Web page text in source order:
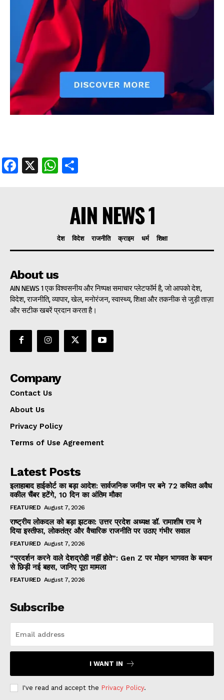
Facebook
X WhatsApp
Share
Facebook
X WhatsApp
AIN NEWS 1
देश विदेश राजनीति क्राइम धर्म शिक्षा
About us
AIN NEWS 1 एक विश्वसनीय और निष्पक्ष समाचार प्लेटफॉर्म है, जो आपको देश,
विदेश, राजनीति, व्यापार, खेल, मनोरंजन, स्वास्थ्य, शिक्षा और तकनीक से जुड़ी ताज़ा
और सटीक खबरें प्रदान करता है।
Company
Contact Us
About Us
Privacy Policy
Terms of Use Agreement
Latest Posts
इलाहाबाद हाईकोर्ट का बड़ा आदेश: सार्वजनिक जमीन पर बने 72 कथित अवैध
वकील चैंबर हटेंगे, 10 दिन का अंतिम मौका
FEATURED August 7, 2026
राष्ट्रीय लोकदल को बड़ा झटका: उत्तर प्रदेश अध्यक्ष डॉ. रामाशीष राय ने
दिया इस्तीफा, लोकतंत्र और वैचारिक राजनीति पर उठाए गंभीर सवाल
FEATURED August 7, 2026
“प्रदर्शन करने वाले देशद्रोही नहीं होते”: Gen Z पर मोहन भागवत के बयान
से छिड़ी नई बहस, जानिए पूरा मामला
FEATURED August 7, 2026
Subscribe
I WANT IN
I've read and accept the Privacy Policy.